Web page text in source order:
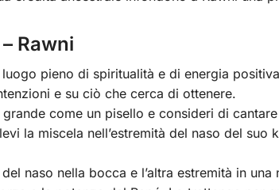
Rawni
luogo pieno di spiritualità e di energia
e su ciò che cerca di ottenere.
come un pisello e consideri di
la miscela nell’estremità del naso del
del naso nella bocca e l’altra estremità in